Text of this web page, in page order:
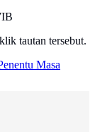
tautan tersebut.
Masa